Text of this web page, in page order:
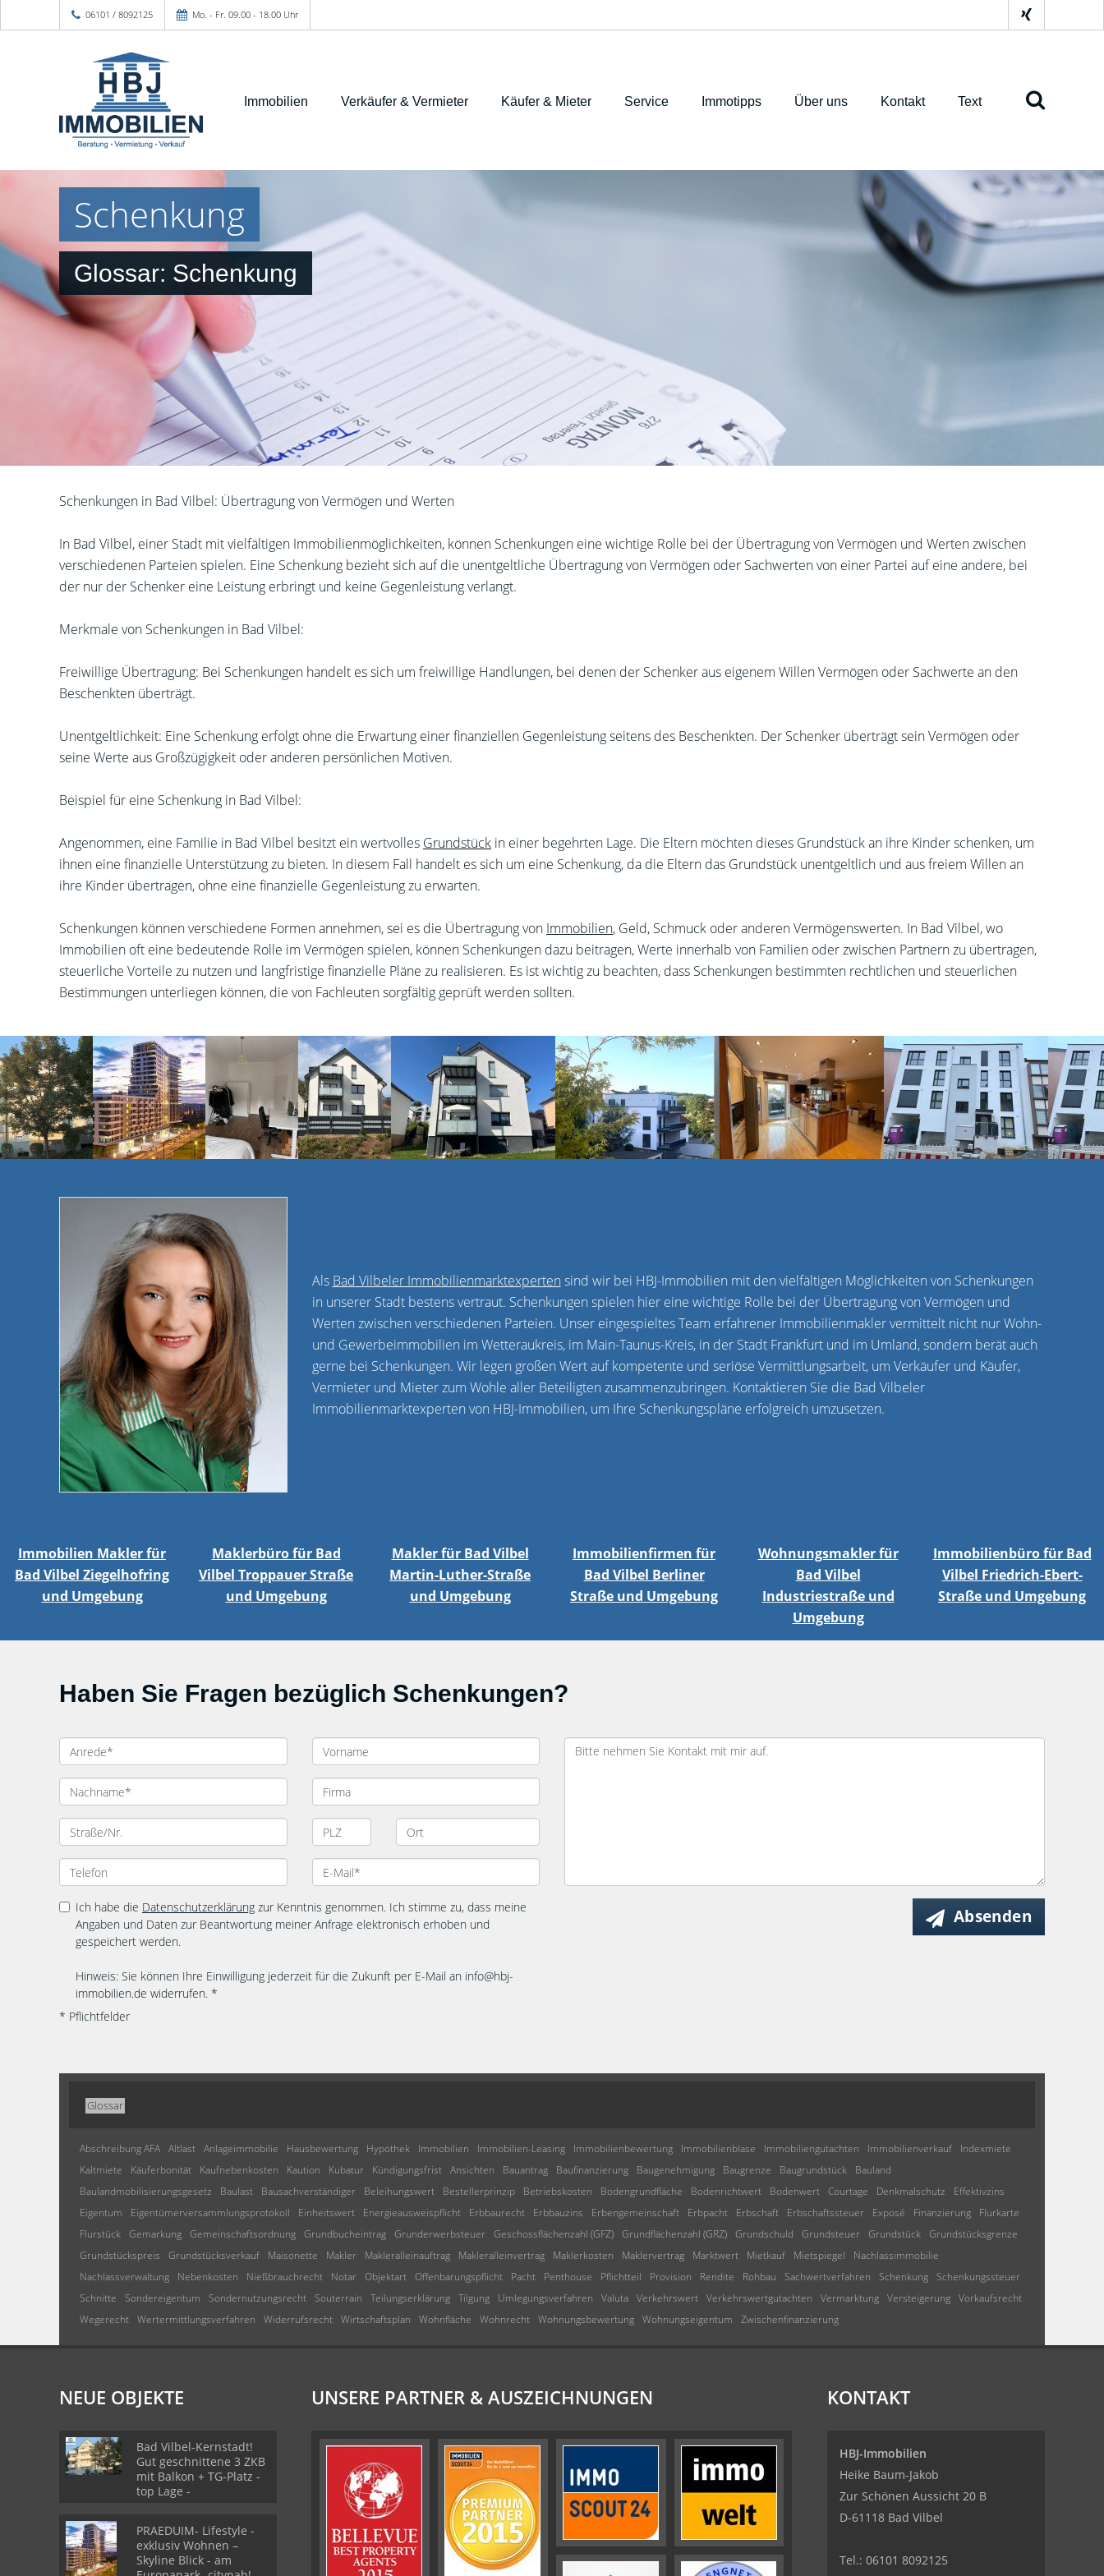
06101 / 8092125 Mo. - Fr. 09.00 - 18.00 Uhr
Immobilien Verkäufer & Vermieter Käufer & Mieter Service Immotipps Über uns Kontakt Text
Schenkung
Glossar: Schenkung
Schenkungen in Bad Vilbel: Übertragung von Vermögen und Werten
In Bad Vilbel, einer Stadt mit vielfältigen Immobilienmöglichkeiten, können Schenkungen eine wichtige Rolle bei der Übertragung von Vermögen und Werten zwischen
verschiedenen Parteien spielen. Eine Schenkung bezieht sich auf die unentgeltliche Übertragung von Vermögen oder Sachwerten von einer Partei auf eine andere, bei
der nur der Schenker eine Leistung erbringt und keine Gegenleistung verlangt.
Merkmale von Schenkungen in Bad Vilbel:
Freiwillige Übertragung: Bei Schenkungen handelt es sich um freiwillige Handlungen, bei denen der Schenker aus eigenem Willen Vermögen oder Sachwerte an den
Beschenkten überträgt.
Unentgeltlichkeit: Eine Schenkung erfolgt ohne die Erwartung einer finanziellen Gegenleistung seitens des Beschenkten. Der Schenker überträgt sein Vermögen oder
seine Werte aus Großzügigkeit oder anderen persönlichen Motiven.
Beispiel für eine Schenkung in Bad Vilbel:
Angenommen, eine Familie in Bad Vilbel besitzt ein wertvolles Grundstück in einer begehrten Lage. Die Eltern möchten dieses Grundstück an ihre Kinder schenken, um
ihnen eine finanzielle Unterstützung zu bieten. In diesem Fall handelt es sich um eine Schenkung, da die Eltern das Grundstück unentgeltlich und aus freiem Willen an
ihre Kinder übertragen, ohne eine finanzielle Gegenleistung zu erwarten.
Schenkungen können verschiedene Formen annehmen, sei es die Übertragung von Immobilien, Geld, Schmuck oder anderen Vermögenswerten. In Bad Vilbel, wo
Immobilien oft eine bedeutende Rolle im Vermögen spielen, können Schenkungen dazu beitragen, Werte innerhalb von Familien oder zwischen Partnern zu übertragen,
steuerliche Vorteile zu nutzen und langfristige finanzielle Pläne zu realisieren. Es ist wichtig zu beachten, dass Schenkungen bestimmten rechtlichen und steuerlichen
Bestimmungen unterliegen können, die von Fachleuten sorgfältig geprüft werden sollten.
Als Bad Vilbeler Immobilienmarktexperten sind wir bei HBJ-Immobilien mit den vielfältigen Möglichkeiten von Schenkungen
in unserer Stadt bestens vertraut. Schenkungen spielen hier eine wichtige Rolle bei der Übertragung von Vermögen und
Werten zwischen verschiedenen Parteien. Unser eingespieltes Team erfahrener Immobilienmakler vermittelt nicht nur Wohn-
und Gewerbeimmobilien im Wetteraukreis, im Main-Taunus-Kreis, in der Stadt Frankfurt und im Umland, sondern berät auch
gerne bei Schenkungen. Wir legen großen Wert auf kompetente und seriöse Vermittlungsarbeit, um Verkäufer und Käufer,
Vermieter und Mieter zum Wohle aller Beteiligten zusammenzubringen. Kontaktieren Sie die Bad Vilbeler
Immobilienmarktexperten von HBJ-Immobilien, um Ihre Schenkungspläne erfolgreich umzusetzen.
Immobilien Makler für
Bad Vilbel Ziegelhofring
und Umgebung
Maklerbüro für Bad
Vilbel Troppauer Straße
und Umgebung
Makler für Bad Vilbel
Martin-Luther-Straße
und Umgebung
Immobilienfirmen für
Bad Vilbel Berliner
Straße und Umgebung
Wohnungsmakler für
Bad Vilbel
Industriestraße und
Umgebung
Immobilienbüro für Bad
Vilbel Friedrich-Ebert-
Straße und Umgebung
Haben Sie Fragen bezüglich Schenkungen?
Ich habe die Datenschutzerklärung zur Kenntnis genommen. Ich stimme zu, dass meine
Angaben und Daten zur Beantwortung meiner Anfrage elektronisch erhoben und
gespeichert werden.
Hinweis: Sie können Ihre Einwilligung jederzeit für die Zukunft per E-Mail an info@hbj-
immobilien.de widerrufen. *
* Pflichtfelder
Absenden
Glossar
Abschreibung AFA Altlast Anlageimmobilie Hausbewertung Hypothek Immobilien Immobilien-Leasing Immobilienbewertung Immobilienblase Immobiliengutachten Immobilienverkauf
Indexmiete
Kaltmiete
Käuferbonität Kaufnebenkosten Kaution Kubatur Kündigungsfrist Ansichten Bauantrag Baufinanzierung Baugenehmigung Baugrenze Baugrundstück
Bauland
Baulandmobilisierungsgesetz
Baulast Bausachverständiger Beleihungswert Bestellerprinzip Betriebskosten Bodengrundfläche Bodenrichtwert Bodenwert Courtage Denkmalschutz
Effektivzins
Eigentum
Eigentümerversammlungsprotokoll Einheitswert Energieausweispflicht Erbbaurecht Erbbauzins Erbengemeinschaft Erbpacht Erbschaft Erbschaftssteuer Exposé Finanzierung
Flurkarte
Flurstück Gemarkung Gemeinschaftsordnung Grundbucheintrag Grunderwerbsteuer Geschossflächenzahl (GFZ) Grundflächenzahl (GRZ) Grundschuld Grundsteuer Grundstück Grundstücksgrenze
Grundstückspreis
Grundstücksverkauf Maisonette Makler Makleralleinauftrag Makleralleinvertrag Maklerkosten Maklervertrag Marktwert Mietkauf Mietspiegel
Nachlassimmobilie
Nachlassverwaltung
Nebenkosten Nießbrauchrecht Notar Objektart Offenbarungspflicht Pacht Penthouse Pflichtteil Provision Rendite Rohbau Sachwertverfahren Schenkung
Schenkungssteuer
Schnitte
Sondereigentum Sondernutzungsrecht Souterrain Teilungserklärung Tilgung Umlegungsverfahren Valuta Verkehrswert Verkehrswertgutachten Vermarktung Versteigerung Vorkaufsrecht
Wegerecht Wertermittlungsverfahren Widerrufsrecht Wirtschaftsplan Wohnfläche Wohnrecht Wohnungsbewertung Wohnungseigentum Zwischenfinanzierung
NEUE OBJEKTE
Bad Vilbel-Kernstadt!
Gut geschnittene 3 ZKB
mit Balkon + TG-Platz -
top Lage -
PRAEDUIM- Lifestyle -
exklusiv Wohnen –
Skyline Blick - am
UNSERE PARTNER & AUSZEICHNUNGEN KONTAKT
HBJ-Immobilien
Heike Baum-Jakob
Zur Schönen Aussicht 20 B
D-61118 Bad Vilbel
Tel.: 06101 8092125